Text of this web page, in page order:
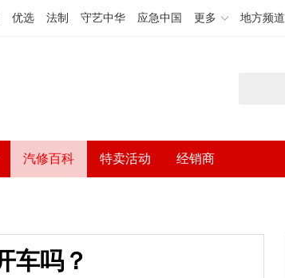
优选 法制 守艺中华 应急中国 更多 地方频道
汽修百科 特卖活动 经销商
车吗？